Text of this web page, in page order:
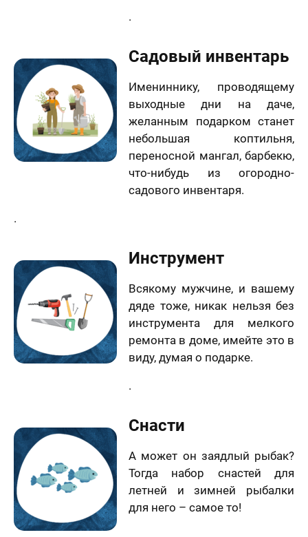
.
Садовый инвентарь
Имениннику, проводящему
выходные дни на даче,
желанным подарком станет
небольшая коптильня,
переносной мангал, барбекю,
что-нибудь из огородно-
садового инвентаря.
.
Инструмент
Всякому мужчине, и вашему
дяде тоже, никак нельзя без
инструмента для мелкого
ремонта в доме, имейте это в
виду, думая о подарке.
.
Снасти
А может он заядлый рыбак?
Тогда набор снастей для
летней и зимней рыбалки
для него – самое то!